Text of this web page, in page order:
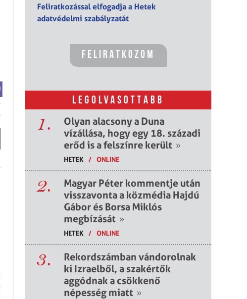
Feliratkozással elfogadja a Hetek
adatvédelmi szabályzatát
LEGOLVASOTTABB
1.
Olyan alacsony a Duna
vízállása, hogy egy 18. századi
erőd is a felszínre került »
HETEK / ONLINE
2.
Magyar Péter kommentje után
visszavonta a közmédia Hajdú
Gábor és Borsa Miklós
megbízását »
HETEK / ONLINE
3.
Rekordszámban vándorolnak
ki Izraelből, a szakértők
aggódnak a csökkenő
népesség miatt »